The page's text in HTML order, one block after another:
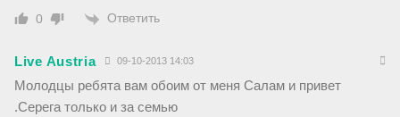
0 Ответить
Live Austria 09-10-2013 14:03
Молодцы ребята вам обоим от меня Салам и привет
.Серега только и за семью